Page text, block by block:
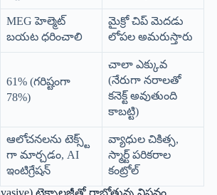
MEG హెల్మెట్
బయట ధరించాలి
మైక్రో చిప్ మెదడు
లోపల అమరుస్తారు
61% (గరిష్టంగా
78%)
చాలా ఎక్కువ
(నేరుగా నరాలతో
కనెక్ట్ అవుతుంది
కాబట్టి)
ఆలోచనలను టెక్స్ట్
గా మార్చడం, AI
ఇంటిగ్రేషన్
వ్యాధుల చికిత్స,
స్మార్ట్ పరికరాల
కంట్రోల్
టెక్నాలజీతో రాబోతున్న విప్లవం